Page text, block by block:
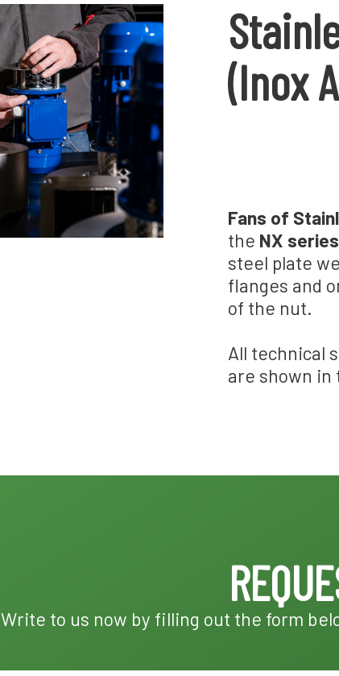
(Inox
Fans of
the NX series
steel plate
flanges and
of the nut.
All technical
are shown in
Write to us now by filling out the form